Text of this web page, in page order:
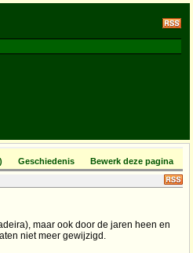
Geschiedenis Bewerk deze pagina
maar ook door de jaren heen en
niet meer gewijzigd.